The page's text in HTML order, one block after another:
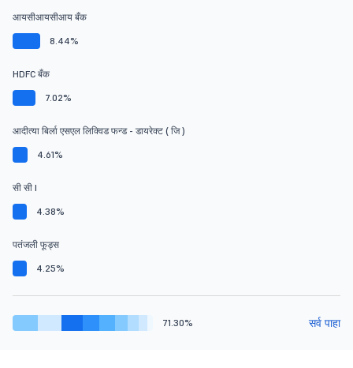
आयसीआयसीआय बँक
8.44%
HDFC बँक
7.02%
आदीत्या बिर्ला एसएल लिक्विड फन्ड - डायरेक्ट ( जि )
4.61%
सी सी I
4.38%
पतंजली फूड्स
4.25%
71.30% सर्व पाहा